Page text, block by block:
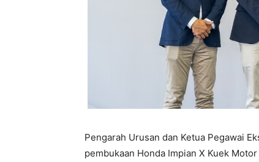
Pengarah Urusan dan Ketua Pegawai
pembukaan Honda Impian X Kuek